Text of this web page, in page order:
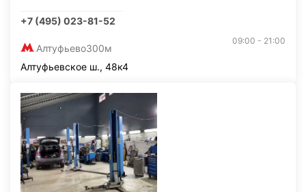
+7 (495) 023-81-52
Алтуфьево300м
09:00 - 21:00
Алтуфьевское ш., 48к4